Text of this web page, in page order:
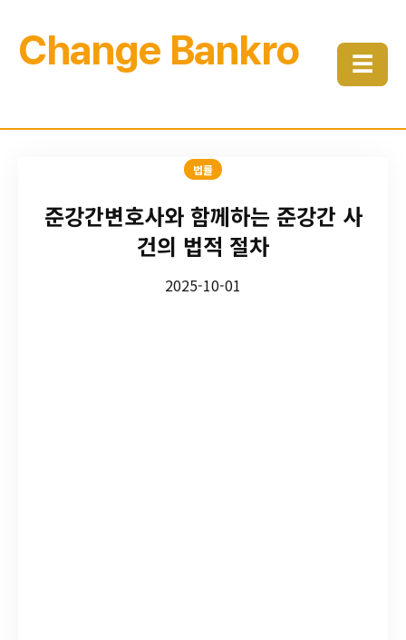
Change Bankro ☰
법률
준강간변호사와 함께하는 준강간 사
건의 법적 절차
2025-10-01